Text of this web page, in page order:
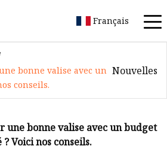
Français
bonne valise avec un
conseils.
Nouvelles
une bonne valise avec un budget
Voici nos conseils.